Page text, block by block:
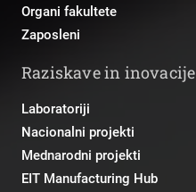
Organi fakultete
Zaposleni
Raziskave in inovacije
Laboratoriji
Nacionalni projekti
Mednarodni projekti
EIT Manufacturing Hub